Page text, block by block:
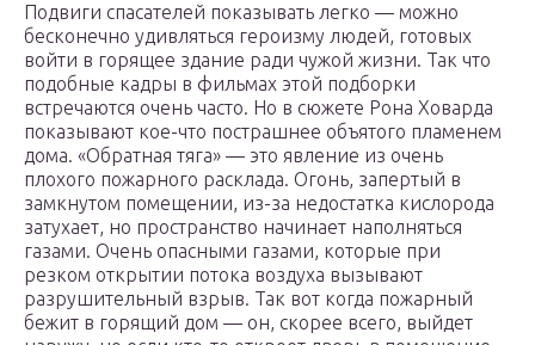
Подвиги спасателей показывать легко — можно
бесконечно удивляться героизму людей, готовых
войти в горящее здание ради чужой жизни. Так что
подобные кадры в фильмах этой подборки
встречаются очень часто. Но в сюжете Рона Ховарда
показывают кое-что пострашнее объятого пламенем
дома. «Обратная тяга» — это явление из очень
плохого пожарного расклада. Огонь, запертый в
замкнутом помещении, из-за недостатка кислорода
затухает, но пространство начинает наполняться
газами. Очень опасными газами, которые при
резком открытии потока воздуха вызывают
разрушительный взрыв. Так вот когда пожарный
бежит в горящий дом — он, скорее всего, выйдет